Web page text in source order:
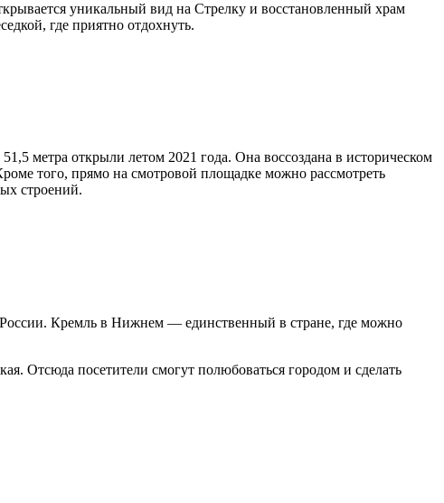
уникальный вид на Стрелку и восстановленный храм
где приятно отдохнуть.
метра открыли летом 2021 года. Она воссоздана в историческом
того, прямо на смотровой площадке можно рассмотреть
строений.
Кремль в Нижнем — единственный в стране, где можно
Отсюда посетители смогут полюбоваться городом и сделать